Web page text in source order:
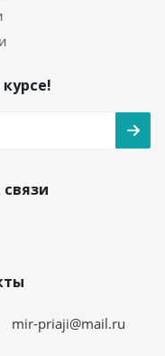
mir-priaji@mail.ru